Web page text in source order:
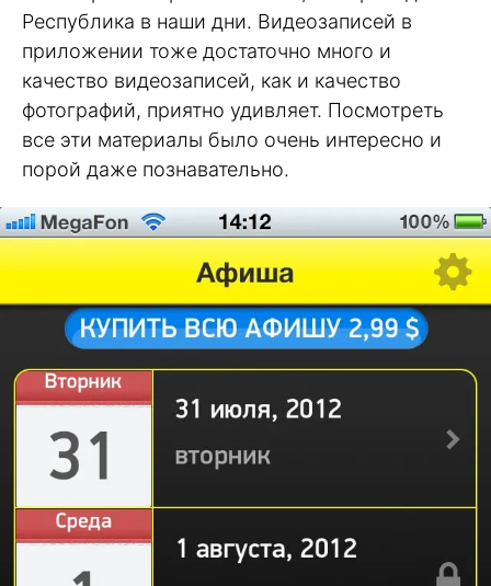
Республика в наши дни. Видеозаписей в
приложении тоже достаточно много и
качество видеозаписей, как и качество
фотографий, приятно удивляет. Посмотреть
все эти материалы было очень интересно и
порой даже познавательно.